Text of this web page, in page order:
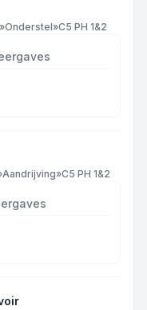
»Onderstel»C5 PH 1&2
Aandrijving»C5 PH 1&2